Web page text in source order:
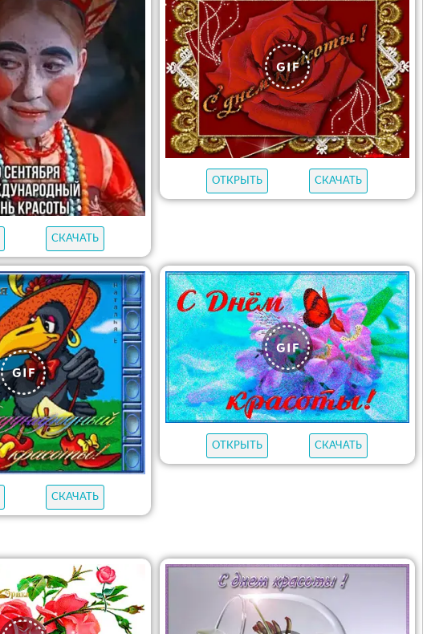
СКАЧАТЬ
ОТКРЫТЬ СКАЧАТЬ
СКАЧАТЬ
ОТКРЫТЬ СКАЧАТЬ